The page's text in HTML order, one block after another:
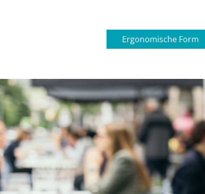
Ergonomische Form